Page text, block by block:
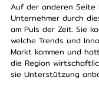
Auf der anderen Seite
Unternehmer durch
am Puls der Zeit. Sie
welche Trends und
Markt kommen und
die Region
sie Unterstützung